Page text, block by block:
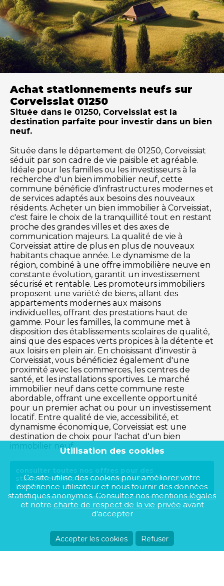
Achat stationnements neufs sur
Corveissiat 01250
Située dans le 01250, Corveissiat est la
destination parfaite pour investir dans un bien
neuf.
Située dans le département de 01250, Corveissiat
séduit par son cadre de vie paisible et agréable.
Idéale pour les familles ou les investisseurs à la
recherche d'un bien immobilier neuf, cette
commune bénéficie d'infrastructures modernes et
de services adaptés aux besoins des nouveaux
résidents. Acheter un bien immobilier à Corveissiat,
c'est faire le choix de la tranquillité tout en restant
proche des grandes villes et des axes de
communication majeurs. La qualité de vie à
Corveissiat attire de plus en plus de nouveaux
habitants chaque année. Le dynamisme de la
région, combiné à une offre immobilière neuve en
constante évolution, garantit un investissement
sécurisé et rentable. Les promoteurs immobiliers
proposent une variété de biens, allant des
appartements modernes aux maisons
individuelles, offrant des prestations haut de
gamme. Pour les familles, la commune met à
disposition des établissements scolaires de qualité,
ainsi que des espaces verts propices à la détente et
aux loisirs en plein air. En choisissant d'investir à
Corveissiat, vous bénéficiez également d'une
proximité avec les commerces, les centres de
santé, et les installations sportives. Le marché
immobilier neuf dans cette commune reste
abordable, offrant une excellente opportunité
pour un premier achat ou pour un investissement
locatif. Entre qualité de vie, accessibilité, et
dynamisme économique, Corveissiat est une
destination de choix pour l'achat d'un bien
immobilier neuf.
consulter toutes nos offres pour des
stationnements sur la commune de Corveissiat
(01250)
Utilisation des cookies
Ce site utilise des cookies pour améliorer votre
expérience utilisateur et nous fournir des données
statistiques anonymes. Consultez nosmentions légales
et notre charte de respect de la vie privée avant
d'accepter
Accepter les cookies Refuser